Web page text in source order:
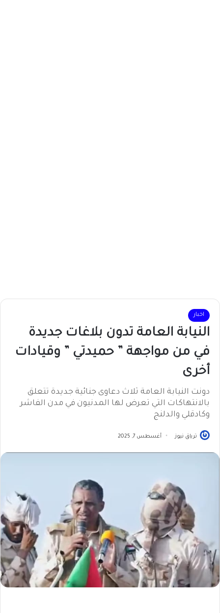
اخبار
النيابة العامة تدون بلاغات جديدة
في من مواجهة ” حميدتي ” وقيادات
أخرى
دونت النيابة العامة ثلاث دعاوى جنائية جديدة تتعلق
بالانتهاكات التي تعرض لها المدنيون في مدن الفاشر
وكادقلي والدلنج
ترياق نيوز أغسطس 7, 2025